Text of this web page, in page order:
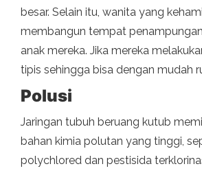
besar. Selain itu, wanita yang
membangun tempat
anak mereka. Jika mereka
tipis sehingga bisa dengan mudah
Polusi
Jaringan tubuh beruang kutub
bahan kimia polutan yang tinggi,
polychlored dan pestisida